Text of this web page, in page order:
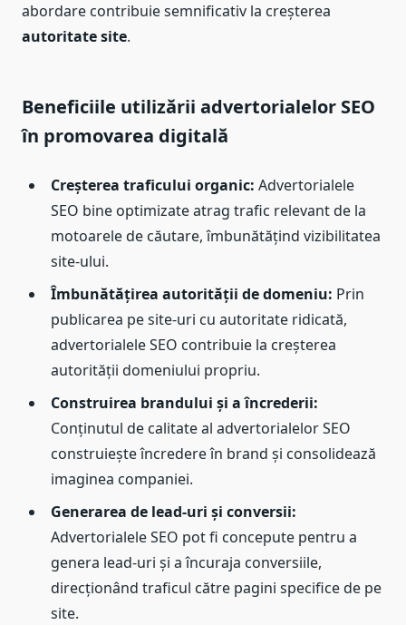
abordare contribuie semnificativ la creșterea
autoritate site.
Beneficiile utilizării advertorialelor SEO
în promovarea digitală
Creșterea traficului organic: Advertorialele
SEO bine optimizate atrag trafic relevant de la
motoarele de căutare, îmbunătățind vizibilitatea
site-ului.
Îmbunătățirea autorității de domeniu: Prin
publicarea pe site-uri cu autoritate ridicată,
advertorialele SEO contribuie la creșterea
autorității domeniului propriu.
Construirea brandului și a încrederii:
Conținutul de calitate al advertorialelor SEO
construiește încredere în brand și consolidează
imaginea companiei.
Generarea de lead-uri și conversii:
Advertorialele SEO pot fi concepute pentru a
genera lead-uri și a încuraja conversiile,
direcționând traficul către pagini specifice de pe
site.